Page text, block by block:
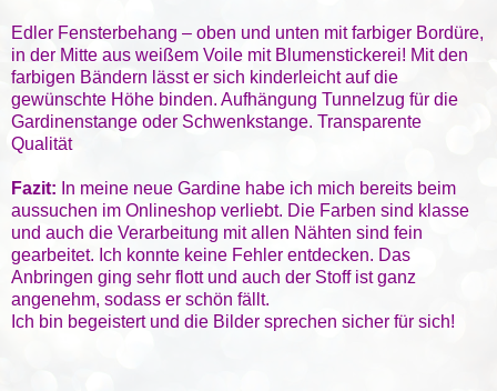
Edler Fensterbehang – oben und unten mit farbiger Bordüre,
in der Mitte aus weißem Voile mit Blumenstickerei! Mit den
farbigen Bändern lässt er sich kinderleicht auf die
gewünschte Höhe binden. Aufhängung Tunnelzug für die
Gardinenstange oder Schwenkstange. Transparente
Qualität
Fazit: In meine neue Gardine habe ich mich bereits beim
aussuchen im Onlineshop verliebt. Die Farben sind klasse
und auch die Verarbeitung mit allen Nähten sind fein
gearbeitet. Ich konnte keine Fehler entdecken. Das
Anbringen ging sehr flott und auch der Stoff ist ganz
angenehm, sodass er schön fällt.
Ich bin begeistert und die Bilder sprechen sicher für sich!